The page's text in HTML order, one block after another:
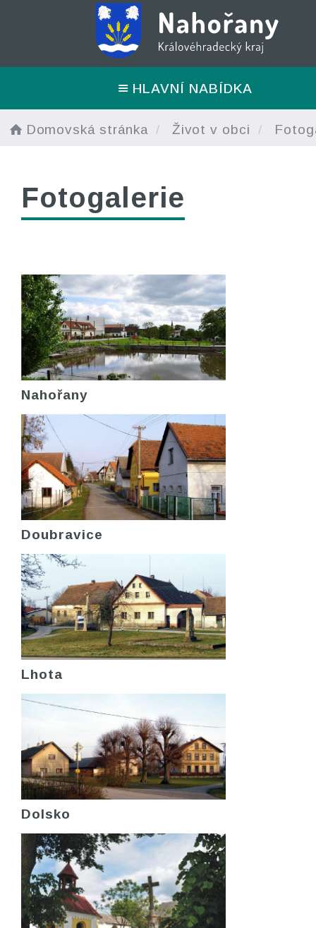
HLAVNÍ NABÍDKA
Domovská stránka Život v obci
Fotogalerie
Nahořany
Doubravice
Lhota
Dolsko